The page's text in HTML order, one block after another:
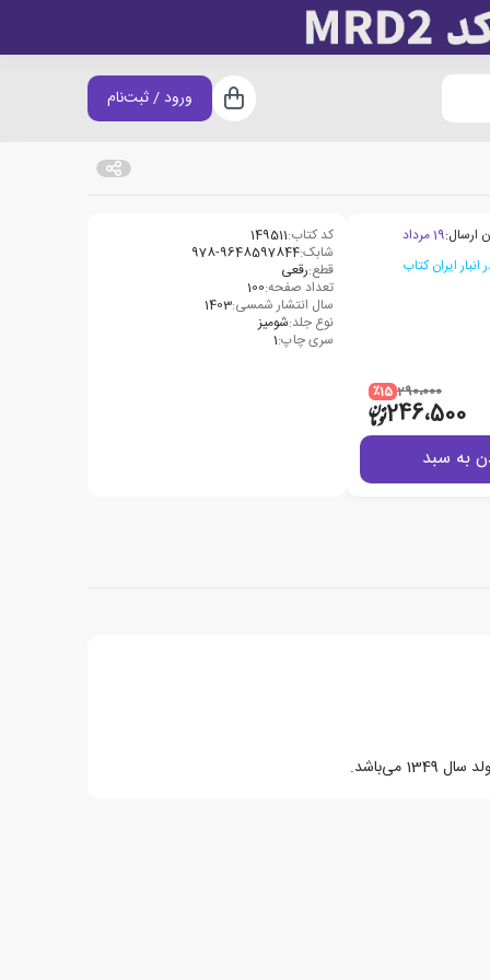
سبد خرید
ورود / ثبت‌نام
ارسال:19 مرداد
290،000 ٪15
246،500
به سبد
کد کتاب:149511
شابک:978-9648597844
قطع:رقعی
تعداد صفحه:100
سال انتشار شمسی:1403
نوع جلد:شومیز
سری چاپ:1
می‌باشد.